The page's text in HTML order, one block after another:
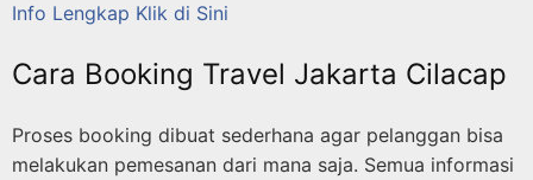
Info Lengkap Klik di Sini
Cara Booking Travel Jakarta Cilacap
Proses booking dibuat sederhana agar pelanggan bisa
melakukan pemesanan dari mana saja. Semua informasi